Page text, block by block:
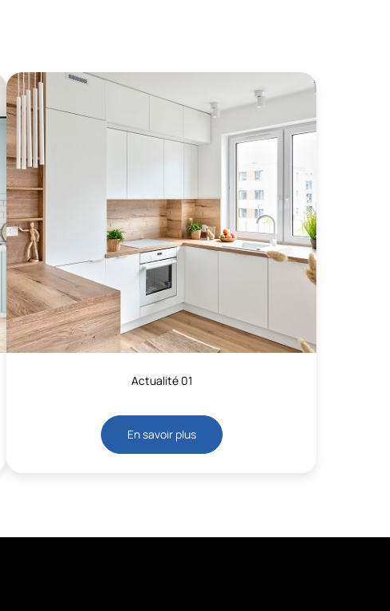
Actualité 01
En savoir plus